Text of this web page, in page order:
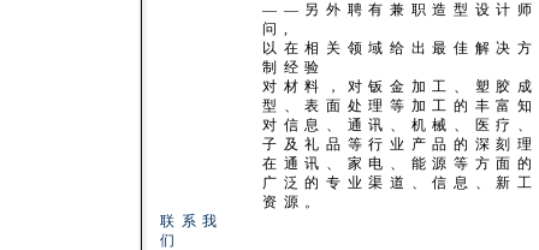
——另外聘有兼职造型设计
问,
以在相关领域给出最佳解决
制经验
对材料，对钣金加工、塑胶
型、表面处理等加工的丰富
对信息、通讯、机械、医疗
子及礼品等行业产品的深刻
在通讯、家电、能源等方面
广泛的专业渠道、信息、新
资源。
联系我
们